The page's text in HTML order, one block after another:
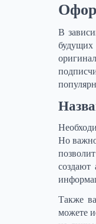
В
Но
Также
можете